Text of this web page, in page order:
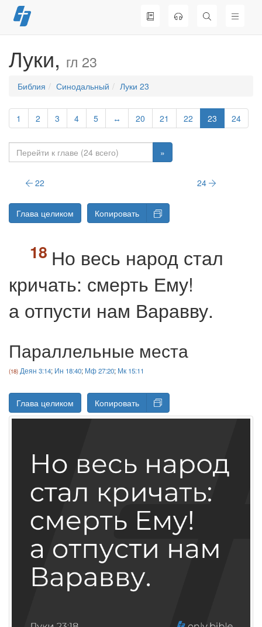
Перейти
к
Луки, гл 23
Библия Синодальный Луки 23
1 2 3 4 5 ↔ 20 21 22 23 24
»
22 24
Глава целиком Копировать
Но весь народ стал
кричать: смерть Ему!
а отпусти нам Варавву.
Параллельные места
Деян 3:14; Ин 18:40; Мф 27:20; Мк 15:11
Глава целиком Копировать